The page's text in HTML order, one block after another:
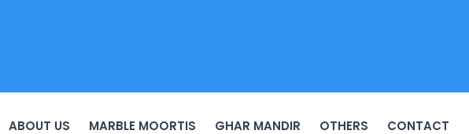
ABOUT US MARBLE MOORTIS GHAR MANDIR OTHERS CONTACT